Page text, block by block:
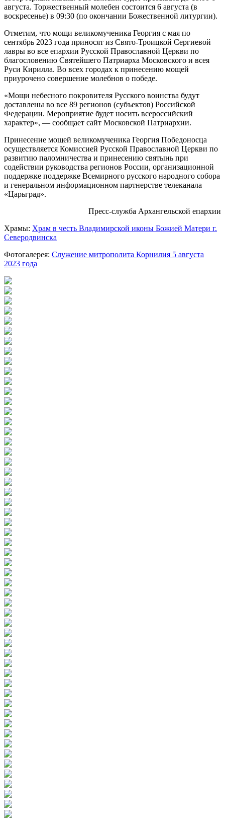
августа. Торжественный молебен состоится 6 августа (в
воскресенье) в 09:30 (по окончании Божественной литургии).
Отметим, что мощи великомученика Георгия с мая по
сентябрь 2023 года приносят из Свято-Троицкой Сергиевой
лавры во все епархии Русской Православной Церкви по
благословению Святейшего Патриарха Московского и всея
Руси Кирилла. Во всех городах к принесению мощей
приурочено совершение молебнов о победе.
«Мощи небесного покровителя Русского воинства будут
доставлены во все 89 регионов (субъектов) Российской
Федерации. Мероприятие будет носить всероссийский
характер», — сообщает сайт Московской Патриархии.
Принесение мощей великомученика Георгия Победоносца
осуществляется Комиссией Русской Православной Церкви по
развитию паломничества и принесению святынь при
содействии руководства регионов России, организационной
поддержке поддержке Всемирного русского народного собора
и генеральном информационном партнерстве телеканала
«Царьград».
Пресс-служба Архангельской епархии
Храмы: Храм в честь Владимирской иконы Божией Матери г.
Северодвинска
Фотогалерея: Служение митрополита Корнилия 5 августа
2023 года